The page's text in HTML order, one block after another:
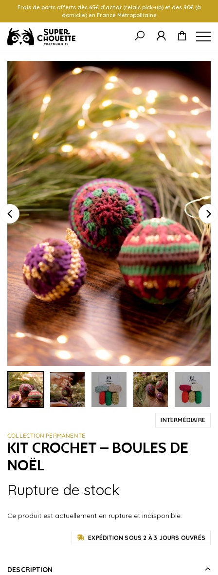
Frais de ports offerts dès 65€ d’achat (relais pick-up) et dès 90€ (à
domicile) en France Métropolitaine
INTERMÉDIAIRE
COLLECTION PERMANENTE
KIT CROCHET – BOULES DE
NOËL
Rupture de stock
Ce produit est actuellement en rupture et indisponible.
EXPÉDITION SOUS 2 À 3 JOURS OUVRÉS
DESCRIPTION